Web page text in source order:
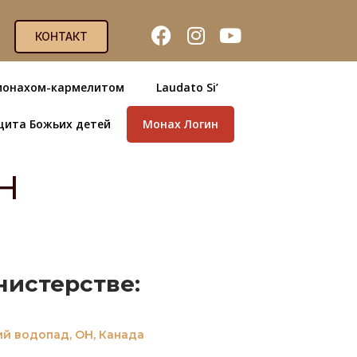
КОНТАКТ
кармелитом Laudato Si’
Божьих детей Монах Логин
водопад, ОН, Канада